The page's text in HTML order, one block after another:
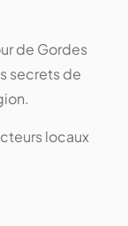
de Gordes
secrets de
locaux